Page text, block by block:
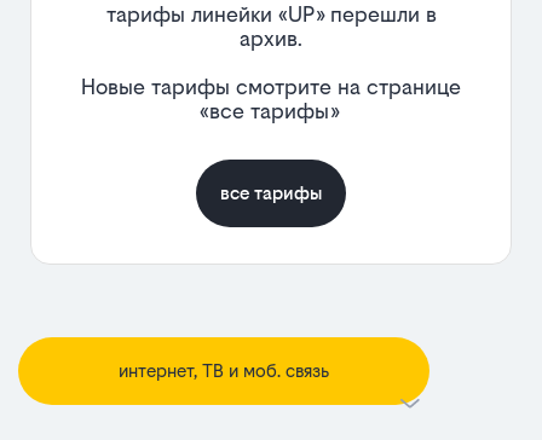
тарифы линейки «UP» перешли в
архив.
Новые тарифы смотрите на странице
«все тарифы»
все тарифы
интернет, ТВ и моб. связь